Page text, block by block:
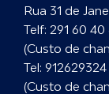
Rua 31 de
Telf: 291 60 40
(Custo de
Tel: 912629324
(Custo de